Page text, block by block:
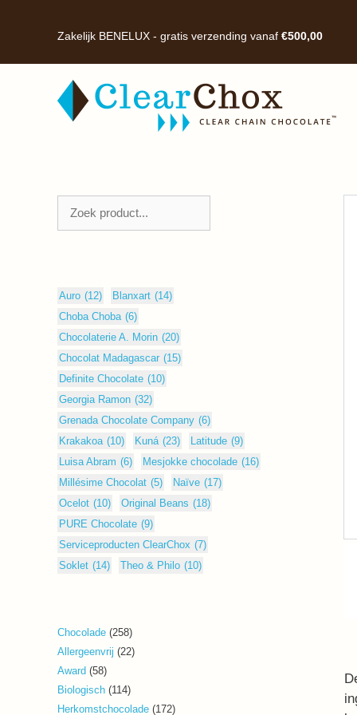
inhoud
Zakelijk BENELUX - gratis verzending vanaf €500,00
Auro (12) Blanxart (14)
Choba Choba (6)
Chocolaterie A. Morin (20)
Chocolat Madagascar (15)
Definite Chocolate (10)
Georgia Ramon (32)
Grenada Chocolate Company (6)
Krakakoa (10) Kuná (23) Latitude (9)
Luisa Abram (6) Mesjokke chocolade (16)
Millésime Chocolat (5) Naïve (17)
Ocelot (10) Original Beans (18)
PURE Chocolate (9)
Serviceproducten ClearChox (7)
Soklet (14) Theo & Philo (10)
Chocolade 258258
producten
Allergeenvrij 2222
Award 5858
producten
Biologisch 114114
producten
Herkomstchocolade 172172